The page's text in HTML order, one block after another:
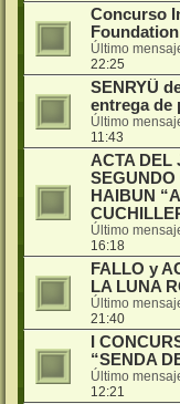
Concurso
Último
22:25
SENRYÛ
entrega de
Último
11:43
ACTA DEL
HAIBUN
Último
16:18
FALLO y
LA LUNA
Último
21:40
I
“SENDA
Último
12:21